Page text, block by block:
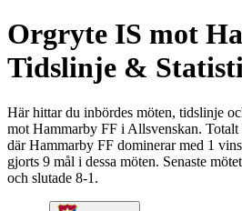
Orgryte IS mot
Tidslinje &
Här hittar du inbördes möten, tidslinje
mot Hammarby FF i Allsvenskan. Totalt
där Hammarby FF dominerar med 1
gjorts 9 mål i dessa möten. Senaste
och slutade 8-1.